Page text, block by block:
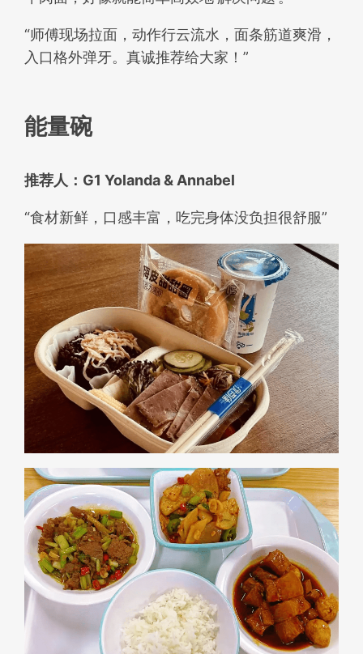
“师傅现场拉面，动作行云流水，面条筋道爽滑，
入口格外弹牙。真诚推荐给大家！”
能量碗
推荐人：G1 Yolanda & Annabel
“食材新鲜，口感丰富，吃完身体没负担很舒服”